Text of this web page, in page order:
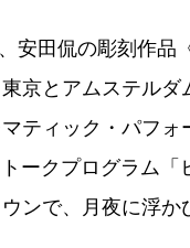
安田侃の彫刻作品
京とアムステルダ
ティック・パフォ
ークプログラム「
ンで、月夜に浮か